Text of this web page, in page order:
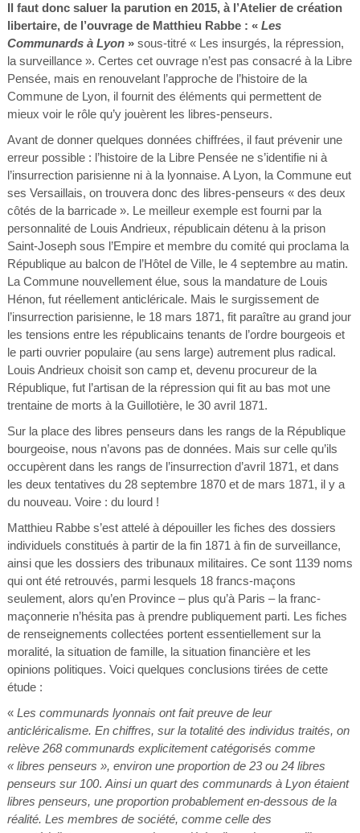
Il faut donc saluer la parution en 2015, à l’Atelier de création
libertaire, de l’ouvrage de Matthieu Rabbe : « Les
Communards à Lyon»sous-titré « Les insurgés, la répression,
la surveillance ». Certes cet ouvrage n’est pas consacré à la Libre
Pensée, mais en renouvelant l’approche de l’histoire de la
Commune de Lyon, il fournit des éléments qui permettent de
mieux voir le rôle qu’y jouèrent les libres-penseurs.
Avant de donner quelques données chiffrées, il faut prévenir une
erreur possible : l’histoire de la Libre Pensée ne s’identifie ni à
l’insurrection parisienne ni à la lyonnaise. A Lyon, la Commune eut
ses Versaillais, on trouvera donc des libres-penseurs « des deux
côtés de la barricade ». Le meilleur exemple est fourni par la
personnalité de Louis Andrieux, républicain détenu à la prison
Saint-Joseph sous l’Empire et membre du comité qui proclama la
République au balcon de l’Hôtel de Ville, le 4 septembre au matin.
La Commune nouvellement élue, sous la mandature de Louis
Hénon, fut réellement anticléricale. Mais le surgissement de
l’insurrection parisienne, le 18 mars 1871, fit paraître au grand jour
les tensions entre les républicains tenants de l’ordre bourgeois et
le parti ouvrier populaire (au sens large) autrement plus radical.
Louis Andrieux choisit son camp et, devenu procureur de la
République, fut l’artisan de la répression qui fit au bas mot une
trentaine de morts à la Guillotière, le 30 avril 1871.
Sur la place des libres penseurs dans les rangs de la République
bourgeoise, nous n’avons pas de données. Mais sur celle qu’ils
occupèrent dans les rangs de l’insurrection d’avril 1871, et dans
les deux tentatives du 28 septembre 1870 et de mars 1871, il y a
du nouveau. Voire : du lourd !
Matthieu Rabbe s’est attelé à dépouiller les fiches des dossiers
individuels constitués à partir de la fin 1871 à fin de surveillance,
ainsi que les dossiers des tribunaux militaires. Ce sont 1139 noms
qui ont été retrouvés, parmi lesquels 18 francs-maçons
seulement, alors qu’en Province – plus qu’à Paris – la franc-
maçonnerie n’hésita pas à prendre publiquement parti. Les fiches
de renseignements collectées portent essentiellement sur la
moralité, la situation de famille, la situation financière et les
opinions politiques. Voici quelques conclusions tirées de cette
étude :
« Les communards lyonnais ont fait preuve de leur
anticléricalisme. En chiffres, sur la totalité des individus traités, on
relève 268 communards explicitement catégorisés comme
« libres penseurs », environ une proportion de 23 ou 24 libres
penseurs sur 100. Ainsi un quart des communards à Lyon étaient
libres penseurs, une proportion probablement en-dessous de la
réalité. Les membres de société, comme celle des